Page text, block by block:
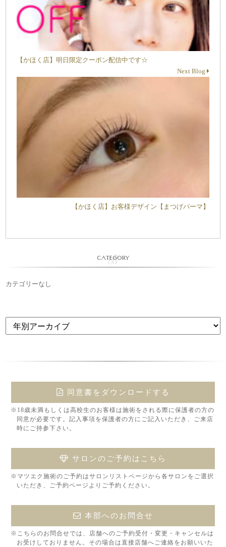
【かほく店】明日限定クーポン配信中です☆
Next Blog
【かほく店】お客様デザイン【まつげパーマ】
CATEGORY
カテゴリーなし
同意書をダウンロードする
※18歳未満もしくは高校生のお客様は施術をされる際に保護者の方の
同意が必要です。記入事項を保護者の方にご記入いただき、ご来店
時にご持参下さい。
サロンのご予約はこちら
※マツエク施術のご予約はサロンリストページから各サロンをご選択
いただき、ご予約ページよりご予約ください。
本部へのお問合せ
※こちらのお問合せでは、店舗へのご予約受付・変更・キャンセルは
お受けしておりません。その場合は直接店舗へご連絡をお願いいた